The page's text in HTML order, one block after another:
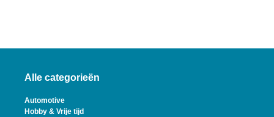
Alle categorieën
Automotive
Hobby & Vrije tijd